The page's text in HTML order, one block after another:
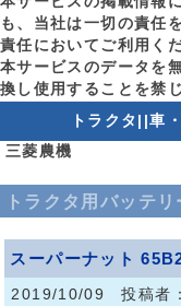
も、当社は一切の責任
責任においてご利用く
本サービスのデータを
換し使用することを禁
トラクタ||車
三菱農機
トラクタ用バッテ
スーパーナット
2019/10/09 投稿者